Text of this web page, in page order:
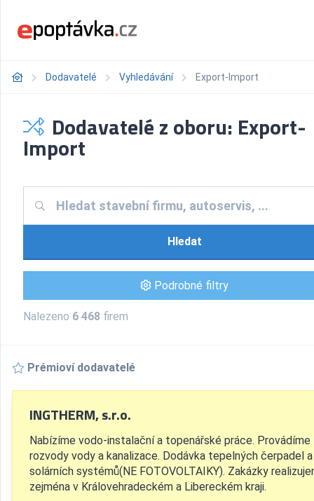
Dodavatelé Vyhledávání Export-Import
Dodavatelé z oboru: Export-
Import
Hledat
Podrobné filtry
Nalezeno 6 468 firem
Prémioví dodavatelé
INGTHERM, s.r.o.
Nabízíme vodo-instalační a topenářské práce. Provádíme
rozvody vody a kanalizace. Dodávka tepelných čerpadel a
solárních systémů(NE FOTOVOLTAIKY). Zakázky
zejména v Královehradeckém a Libereckém kraji.